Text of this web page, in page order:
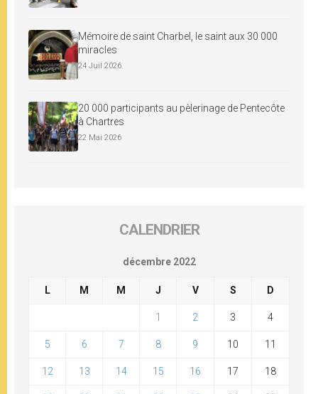
Mémoire de saint Charbel, le saint aux 30 000
miracles
24 Juil 2026
20 000 participants au pèlerinage de Pentecôte
à Chartres
22 Mai 2026
CALENDRIER
décembre 2022
L M M J V S D
1 2 3 4
5 6 7 8 9 10 11
12 13 14 15 16 17 18